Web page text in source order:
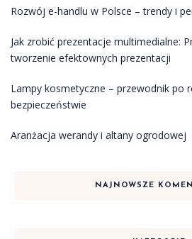
Rozwój e-handlu w Polsce – trendy i
Jak zrobić prezentacje multimedialne:
tworzenie efektownych prezentacji
Lampy kosmetyczne – przewodnik po
bezpieczeństwie
Aranżacja werandy i altany ogrodowej
NAJNOWSZE